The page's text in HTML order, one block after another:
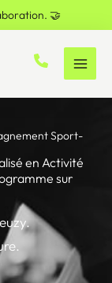
🤝
Sport-
en Activité
sur